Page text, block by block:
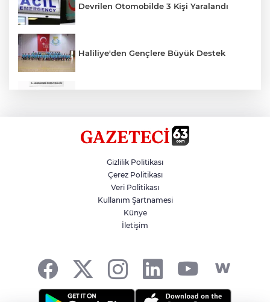
Devrilen Otomobilde 3 Kişi Yaralandı
Haliliye'den Gençlere Büyük Destek
Hikmet Başak’tan Ulaşım Çalışması
Gizlilik Politikası
Çerez Politikası
Veri Politikası
Kullanım Şartnamesi
Künye
İletişim